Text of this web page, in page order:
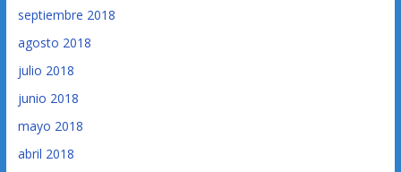
septiembre 2018
agosto 2018
julio 2018
junio 2018
mayo 2018
abril 2018